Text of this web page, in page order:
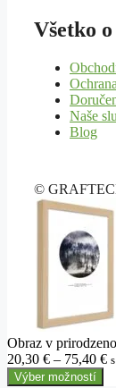
Všetko
Naše
Blog
©
Obraz v
20,30 € – 75,40 €
Výber možností